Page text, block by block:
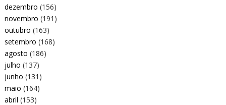
dezembro (156)
novembro (191)
outubro (163)
setembro (168)
agosto (186)
julho (137)
junho (131)
maio (164)
abril (153)